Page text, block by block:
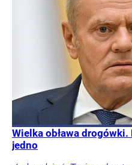
Wielka obława
jedno